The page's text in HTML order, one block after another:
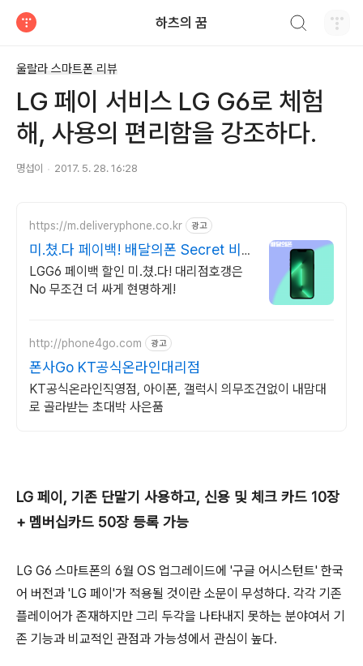
하츠의 꿈
울랄라 스마트폰 리뷰
LG 페이 서비스 LG G6로 체험
해, 사용의 편리함을 강조하다.
명섭이 2017. 5. 28. 16:28
https://m.deliveryphone.co.kr 광고
미.쳤.다 페이백! 배달의폰 Secret 비
밀지원금!
LGG6 페이백 할인 미.쳤.다! 대리점호갱은
No 무조건 더 싸게 현명하게!
http://phone4go.com 광고
폰사Go KT공식온라인대리점
KT공식온라인직영점, 아이폰, 갤럭시 의무조건없이 내맘대
로 골라받는 초대박 사은품
LG 페이, 기존 단말기 사용하고, 신용 및 체크 카드 10장
+ 멤버십카드 50장 등록 가능
LG G6 스마트폰의 6월 OS 업그레이드에 '구글 어시스턴트' 한국
어 버전과 'LG 페이'가 적용될 것이란 소문이 무성하다. 각각 기존
플레이어가 존재하지만 그리 두각을 나타내지 못하는 분야여서 기
존 기능과 비교적인 관점과 가능성에서 관심이 높다.